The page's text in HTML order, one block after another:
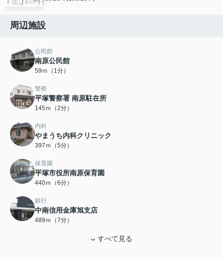
周辺施設
公民館
南原公民館
59ｍ（1分）
警察
平塚警察署 南原駐在所
145ｍ（2分）
内科
やまうち内科クリニック
397ｍ（5分）
保育園
平塚市役所南原保育園
440ｍ（6分）
銀行
中南信用金庫旭支店
489ｍ（7分）
すべて見る